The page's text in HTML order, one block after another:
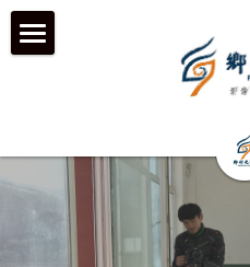
关于我们
何为「乡村之眼」
工作伙伴 & 项目 & 宣传片